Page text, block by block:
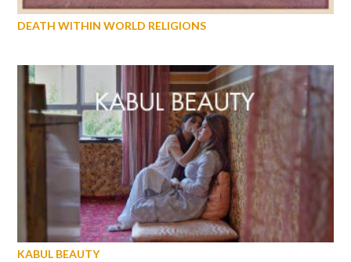
DEATH WITHIN WORLD RELIGIONS
KABUL BEAUTY